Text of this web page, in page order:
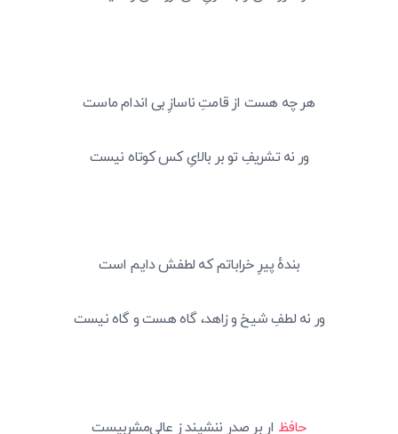
هر چه هست از قامتِ ناسازِ بی اندام ماست
ور نه تشریفِ تو بر بالایِ کس کوتاه نیست
بندهٔ پیرِ خراباتم که لطفش دایم است
ور نه لطفِ شیخ و زاهد، گاه هست و گاه نیست
حافظ ار بر صدر ننشیند ز عالی‌مشربیست